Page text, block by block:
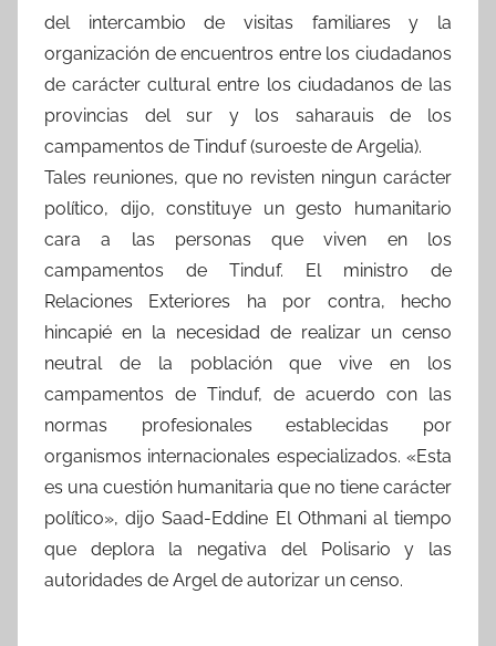
del intercambio de visitas familiares y la
organización de encuentros entre los ciudadanos
de carácter cultural entre los ciudadanos de las
provincias del sur y los saharauis de los
campamentos de Tinduf (suroeste de Argelia).
Tales reuniones, que no revisten ningun carácter
político, dijo, constituye un gesto humanitario
cara a las personas que viven en los
campamentos de Tinduf. El ministro de
Relaciones Exteriores ha por contra, hecho
hincapié en la necesidad de realizar un censo
neutral de la población que vive en los
campamentos de Tinduf, de acuerdo con las
normas profesionales establecidas por
organismos internacionales especializados. «Esta
es una cuestión humanitaria que no tiene carácter
político», dijo Saad-Eddine El Othmani al tiempo
que deplora la negativa del Polisario y las
autoridades de Argel de autorizar un censo.